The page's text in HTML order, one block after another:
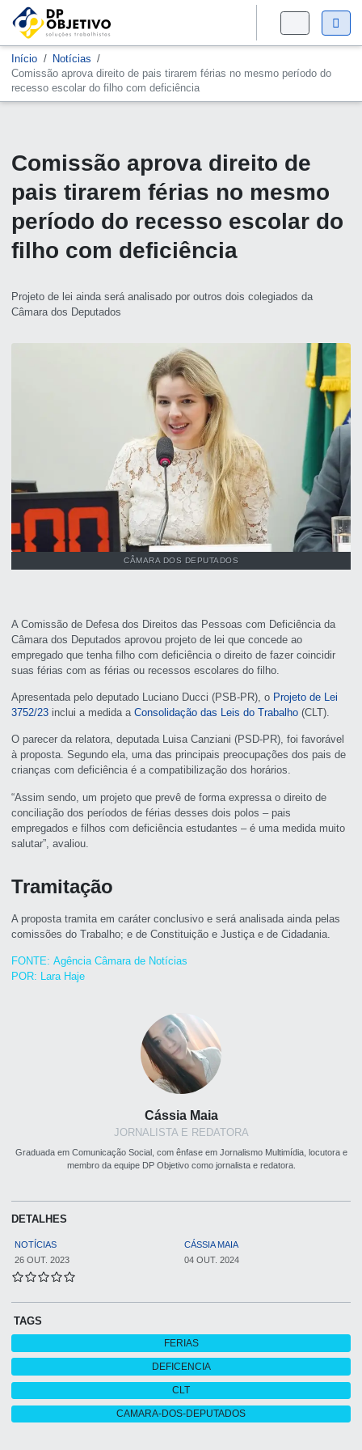
Início
Notícias
Comissão aprova direito de pais tirarem férias no mesmo período do
recesso escolar do filho com deficiência
Comissão aprova direito de
pais tirarem férias no mesmo
período do recesso escolar do
filho com deficiência
Projeto de lei ainda será analisado por outros dois colegiados da
Câmara dos Deputados
CÂMARA DOS DEPUTADOS
Cássia Maia
JORNALISTA E REDATORA
Graduada em Comunicação Social, com ênfase em Jornalismo Multimídia, locutora e
membro da equipe DP Objetivo como jornalista e redatora.
DETALHES
NOTÍCIAS
CÁSSIA MAIA
26 OUT. 2023
04 OUT. 2024
TAGS
FERIAS
DEFICENCIA
CLT
CAMARA-DOS-DEPUTADOS
A Comissão de Defesa dos Direitos das Pessoas com Deficiência da
Câmara dos Deputados aprovou projeto de lei que concede ao
empregado que tenha filho com deficiência o direito de fazer coincidir
suas férias com as férias ou recessos escolares do filho.
Apresentada pelo deputado Luciano Ducci (PSB-PR), o Projeto de Lei
3752/23 inclui a medida aConsolidação das Leis do Trabalho (CLT).
O parecer da relatora, deputada Luisa Canziani (PSD-PR), foi favorável
à proposta. Segundo ela, uma das principais preocupações dos pais de
crianças com deficiência é a compatibilização dos horários.
“Assim sendo, um projeto que prevê de forma expressa o direito de
conciliação dos períodos de férias desses dois polos – pais
empregados e filhos com deficiência estudantes – é uma medida muito
salutar”, avaliou.
Tramitação
A proposta tramita emcaráter conclusivo e será analisada ainda pelas
comissões do Trabalho; e de Constituição e Justiça e de Cidadania.
FONTE: Agência Câmara de Notícias
POR: Lara Haje